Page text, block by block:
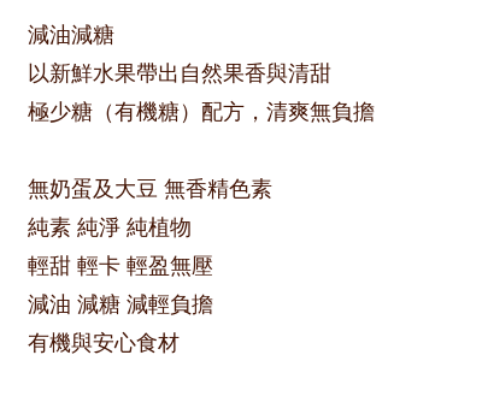
減油減糖
以新鮮水果帶出自然果香與清甜
極少糖（有機糖）配方，清爽無負擔
無奶蛋及大豆 無香精色素
純素 純淨 純植物
輕甜 輕卡 輕盈無壓
減油 減糖 減輕負擔
有機與安心食材